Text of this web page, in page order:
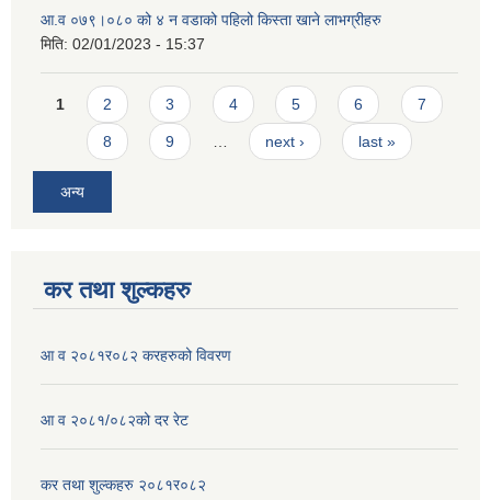
आ.व ०७९।०८० को ४ न‌‍ वडाको पहिलो किस्ता खाने लाभग्रीहरु
मिति: 02/01/2023 - 15:37
Pages
1 2 3 4 5 6 7
8 9 next › last »
अन्य
कर तथा शुल्कहरु
आ व २०८१र०८२ करहरुको विवरण
आ व २०८१/०८२को दर रेट
कर तथा शुल्कहरु २०८१र०८२